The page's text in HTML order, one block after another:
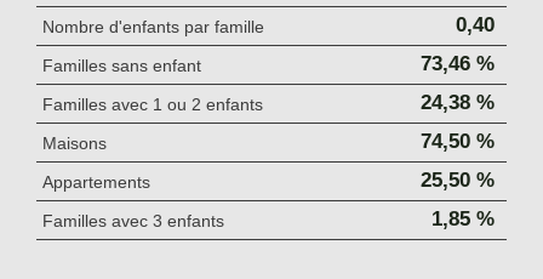
Nombre d'enfants par famille 0,40
Familles sans enfant 73,46 %
Familles avec 1 ou 2 enfants 24,38 %
Maisons 74,50 %
Appartements 25,50 %
Familles avec 3 enfants 1,85 %